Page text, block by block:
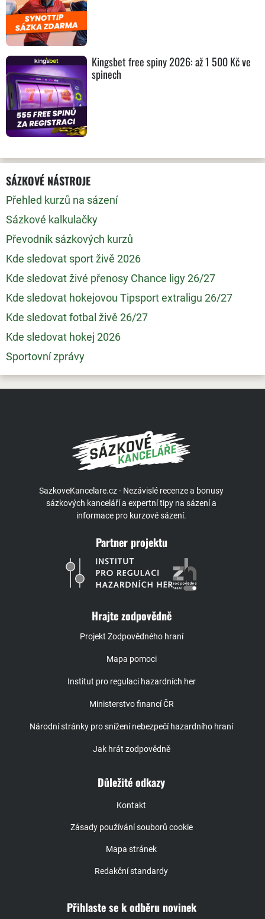
Kingsbet free spiny 2026: až 1 500 Kč ve
spinech
SÁZKOVÉ NÁSTROJE
Přehled kurzů na sázení
Sázkové kalkulačky
Převodník sázkových kurzů
Kde sledovat sport živě 2026
Kde sledovat živé přenosy Chance ligy 26/27
Kde sledovat hokejovou Tipsport extraligu 26/27
Kde sledovat fotbal živě 26/27
Kde sledovat hokej 2026
Sportovní zprávy
SazkoveKancelare.cz - Nezávislé recenze a bonusy
sázkových kanceláří a expertní tipy na sázení a
informace pro kurzové sázení.
Partner projektu
Hrajte zodpovědně
Projekt Zodpovědného hraní
Mapa pomoci
Institut pro regulaci hazardních her
Ministerstvo financí ČR
Národní stránky pro snížení nebezpečí hazardního hraní
Jak hrát zodpovědně
Důležité odkazy
Kontakt
Zásady používání souborů cookie
Mapa stránek
Redakční standardy
Přihlaste se k odběru novinek